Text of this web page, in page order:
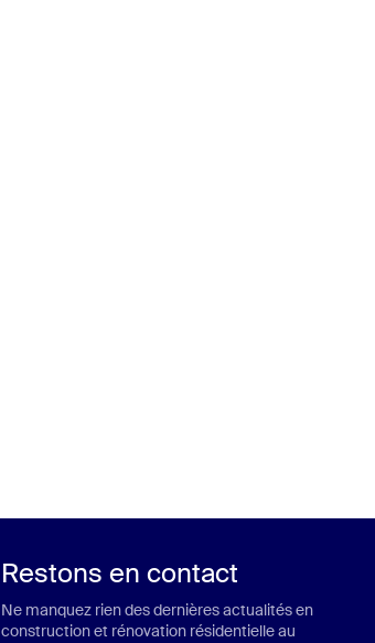
Restons en contact
Ne manquez rien des dernières actualités en
construction et rénovation résidentielle au